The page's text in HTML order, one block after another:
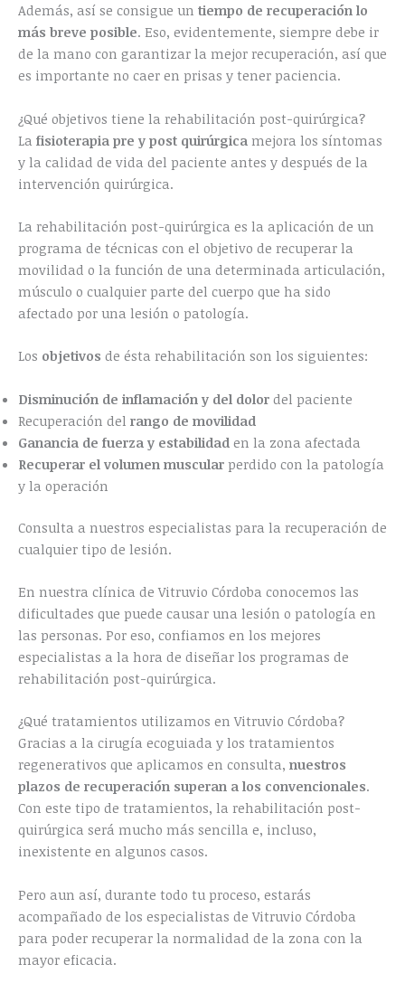
Además, así se consigue un tiempo de recuperación lo
más breve posible. Eso, evidentemente, siempre debe ir
de la mano con garantizar la mejor recuperación, así que
es importante no caer en prisas y tener paciencia.
¿Qué objetivos tiene la rehabilitación post-quirúrgica?
La fisioterapia pre y post quirúrgica mejora los síntomas
y la calidad de vida del paciente antes y después de la
intervención quirúrgica.
La rehabilitación post-quirúrgica es la aplicación de un
programa de técnicas con el objetivo de recuperar la
movilidad o la función de una determinada articulación,
músculo o cualquier parte del cuerpo que ha sido
afectado por una lesión o patología.
Los objetivos de ésta rehabilitación son los siguientes:
Disminución de inflamación y del dolor del paciente
Recuperación del rango de movilidad
Ganancia de fuerza y estabilidad en la zona afectada
Recuperar el volumen muscular perdido con la patología
y la operación
Consulta a nuestros especialistas para la recuperación de
cualquier tipo de lesión.
En nuestra clínica de Vitruvio Córdoba conocemos las
dificultades que puede causar una lesión o patología en
las personas. Por eso, confiamos en los mejores
especialistas a la hora de diseñar los programas de
rehabilitación post-quirúrgica.
¿Qué tratamientos utilizamos en Vitruvio Córdoba?
Gracias a la cirugía ecoguiada y los tratamientos
regenerativos que aplicamos en consulta, nuestros
plazos de recuperación superan a los convencionales.
Con este tipo de tratamientos, la rehabilitación post-
quirúrgica será mucho más sencilla e, incluso,
inexistente en algunos casos.
Pero aun así, durante todo tu proceso, estarás
acompañado de los especialistas de Vitruvio Córdoba
para poder recuperar la normalidad de la zona con la
mayor eficacia.